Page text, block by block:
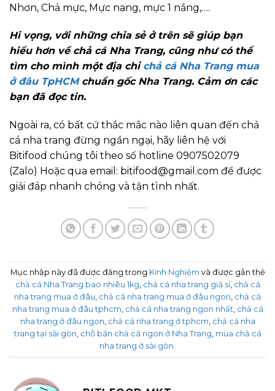
Nhơn, Chả mực, Mực nang, mực 1 nắng,….
Hi vọng, với những chia sẻ ở trên sẽ giúp bạn
hiểu hơn về chả cá Nha Trang, cũng như có thể
tìm cho mình một địa chỉ chả cá Nha Trang mua
ở đâu TpHCMchuẩn gốc Nha Trang. Cảm ơn các
bạn đã đọc tin.
Ngoài ra, có bất cứ thắc mắc nào liên quan đến chả
cá nha trang đừng ngần ngại, hãy liên hệ với
Bitifood chúng tôi theo số hotline 0907502079
(Zalo) Hoặc qua email: bitifood@gmail.com để được
giải đáp nhanh chóng và tận tình nhất.
Mục nhập này đã được đăng trong Kinh Nghiệm và được gắn thẻ
chả cá Nha Trang bao nhiêu 1kg chả cá nha trang giá sỉ, chả cá
nha trang mua ở đâu chả cá nha trang mua ở đâu ngon chả cá
nha trang mua ở đâu tphcm chả cá nha trang ngon nhất chả cá
nha trang ở đâu ngon chả cá nha trang ở tphcm chả cá nha
trang tại sài gòn chỗ bán chả cá ngon ở Nha Trang mua chả cá
nha trang ở sài gòn